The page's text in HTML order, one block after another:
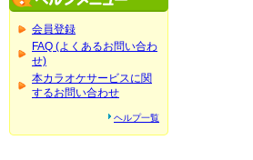
会員登録
FAQ (よくあるお問い合わ
せ)
本カラオケサービスに関
するお問い合わせ
ヘルプ一覧